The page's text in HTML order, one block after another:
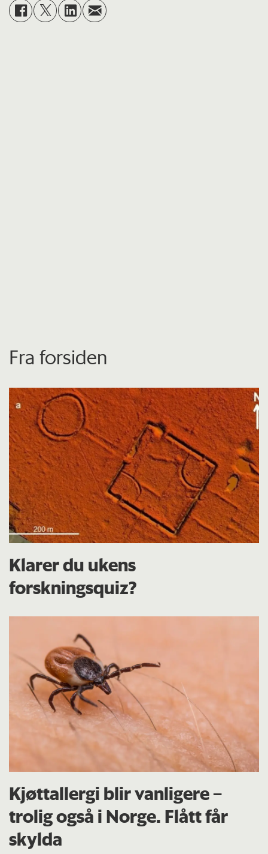
Fra forsiden
Klarer du ukens
forskningsquiz?
Kjøttallergi blir vanligere –
trolig også i Norge. Flått får
skylda